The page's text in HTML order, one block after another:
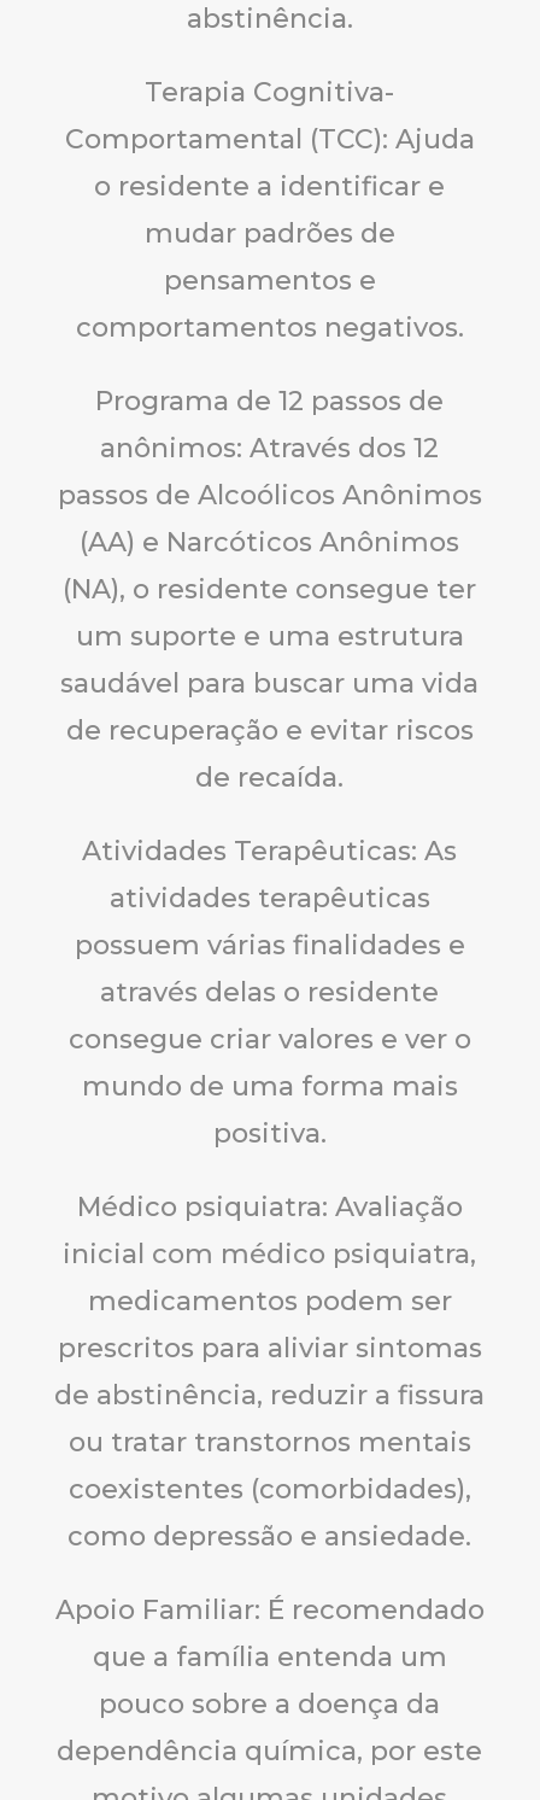
abstinência.
Terapia Cognitiva-
Comportamental (TCC): Ajuda
o residente a identificar e
mudar padrões de
pensamentos e
comportamentos negativos.
Programa de 12 passos de
anônimos: Através dos 12
passos de Alcoólicos Anônimos
(AA) e Narcóticos Anônimos
(NA), o residente consegue ter
um suporte e uma estrutura
saudável para buscar uma vida
de recuperação e evitar riscos
de recaída.
Atividades Terapêuticas: As
atividades terapêuticas
possuem várias finalidades e
através delas o residente
consegue criar valores e ver o
mundo de uma forma mais
positiva.
Médico psiquiatra: Avaliação
inicial com médico psiquiatra,
medicamentos podem ser
prescritos para aliviar sintomas
de abstinência, reduzir a fissura
ou tratar transtornos mentais
coexistentes (comorbidades),
como depressão e ansiedade.
Apoio Familiar: É recomendado
que a família entenda um
pouco sobre a doença da
dependência química, por este